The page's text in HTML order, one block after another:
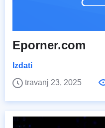
Eporner.com
Izdati
travanj 23, 2025